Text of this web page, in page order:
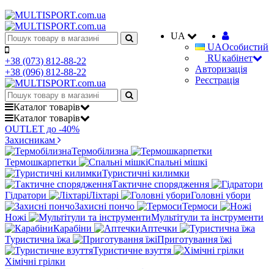
UA
UA
RU
Особистий
кабінет
Авторизація
Реєстрація
+38 (073) 812-88-22
+38 (096) 812-88-22
Каталог товарів
Каталог товарів
OUTLET до -40%
Захисникам
Термобілизна
Термошкарпетки
Спальні мішкі
Туристичні килимки
Тактичне спорядження
Гідратори
Ліхтарі
Головні убори
Захисні пончо
Термоси
Ножі
Мультітули та інструменти
Карабіни
Аптечки
Туристична їжа
Приготування їжі
Туристичне взуття
Хімічні грілки